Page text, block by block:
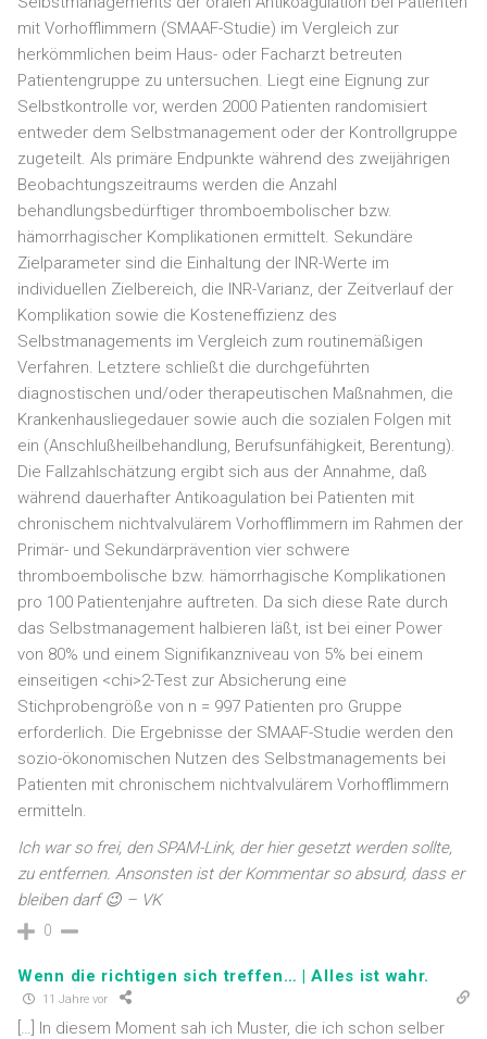
mit Vorhofflimmern (SMAAF-Studie) im Vergleich zur
herkömmlichen beim Haus- oder Facharzt betreuten
Patientengruppe zu untersuchen. Liegt eine Eignung zur
Selbstkontrolle vor, werden 2000 Patienten randomisiert
entweder dem Selbstmanagement oder der Kontrollgruppe
zugeteilt. Als primäre Endpunkte während des zweijährigen
Beobachtungszeitraums werden die Anzahl
behandlungsbedürftiger thromboembolischer bzw.
hämorrhagischer Komplikationen ermittelt. Sekundäre
Zielparameter sind die Einhaltung der INR-Werte im
individuellen Zielbereich, die INR-Varianz, der Zeitverlauf der
Komplikation sowie die Kosteneffizienz des
Selbstmanagements im Vergleich zum routinemäßigen
Verfahren. Letztere schließt die durchgeführten
diagnostischen und/oder therapeutischen Maßnahmen, die
Krankenhausliegedauer sowie auch die sozialen Folgen mit
ein (Anschlußheilbehandlung, Berufsunfähigkeit, Berentung).
Die Fallzahlschätzung ergibt sich aus der Annahme, daß
während dauerhafter Antikoagulation bei Patienten mit
chronischem nichtvalvulärem Vorhofflimmern im Rahmen der
Primär- und Sekundärprävention vier schwere
thromboembolische bzw. hämorrhagische Komplikationen
pro 100 Patientenjahre auftreten. Da sich diese Rate durch
das Selbstmanagement halbieren läßt, ist bei einer Power
von 80% und einem Signifikanzniveau von 5% bei einem
einseitigen <chi>2-Test zur Absicherung eine
Stichprobengröße von n = 997 Patienten pro Gruppe
erforderlich. Die Ergebnisse der SMAAF-Studie werden den
sozio-ökonomischen Nutzen des Selbstmanagements bei
Patienten mit chronischem nichtvalvulärem Vorhofflimmern
ermitteln.
Ich war so frei, den SPAM-Link, der hier gesetzt werden sollte,
zu entfernen. Ansonsten ist der Kommentar so absurd, dass er
bleiben darf 😉 – VK
0
Wenn die richtigen sich treffen… | Alles ist wahr.
11 Jahre vor
[…] In diesem Moment sah ich Muster, die ich schon selber